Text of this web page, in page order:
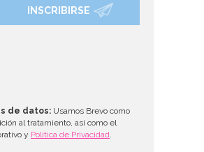
INSCRIBIRSE
de datos: Usamos Brevo como
al tratamiento, así como el
y Política de Privacidad